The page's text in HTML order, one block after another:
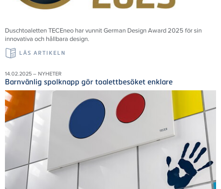
Duschtoaletten TECEneo har vunnit German Design Award 2025 för sin
innovativa och hållbara design.
LÄS ARTIKELN
14.02.2025 – NYHETER
Barnvänlig spolknapp gör toalettbesöket enklare